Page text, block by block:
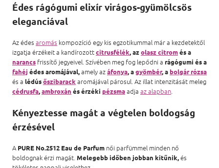
Édes rágógumi elixír virágos-gyümölcsös
eleganciával
Az édes aromás kompozíció egy kis egzotikummal már a kezdetektől
izgatja érzékeit a kandírozottcitrusfélék, azolasz citromés a
narancs frissítő jegyeivel. Szívében meg fog lepődni a rágógumi és a
fahéj édes aromájával,amely azáfonya, agyömbér, a bolgár rózsa
és a lédúsőszibarack aromájával párosul. Az illat intenzitását meleg
cédrusfa,ambroxán és érzéki pézsmaadja az alapban.
Kényeztesse magát a végtelen boldogság
érzésével
A PURE No.2512 Eau de Parfum női parfümmel minden nő
boldognak érzi magát.Melegebb időben jobban kitűnik,és